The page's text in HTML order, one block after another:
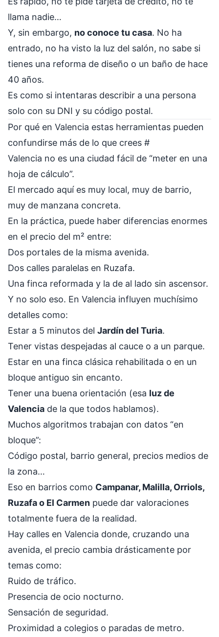
llama nadie…
Y, sin embargo, no conoce tu casa. No ha
entrado, no ha visto la luz del salón, no sabe si
tienes una reforma de diseño o un baño de hace
40 años.
Es como si intentaras describir a una persona
solo con su DNI y su código postal.
Por qué en Valencia estas herramientas pueden
confundirse más de lo que crees #
Valencia no es una ciudad fácil de “meter en una
hoja de cálculo”.
El mercado aquí es muy local, muy de barrio,
muy de manzana concreta.
En la práctica, puede haber diferencias enormes
en el precio del m² entre:
Dos portales de la misma avenida.
Dos calles paralelas en Ruzafa.
Una finca reformada y la de al lado sin ascensor.
Y no solo eso. En Valencia influyen muchísimo
detalles como:
Estar a 5 minutos del Jardín del Turia.
Tener vistas despejadas al cauce o a un parque.
Estar en una finca clásica rehabilitada o en un
bloque antiguo sin encanto.
Tener una buena orientación (esa luz de
Valencia de la que todos hablamos).
Muchos algoritmos trabajan con datos “en
bloque”:
Código postal, barrio general, precios medios de
la zona…
Eso en barrios como Campanar, Malilla, Orriols,
Ruzafa o El Carmen puede dar valoraciones
totalmente fuera de la realidad.
Hay calles en Valencia donde, cruzando una
avenida, el precio cambia drásticamente por
temas como:
Ruido de tráfico.
Presencia de ocio nocturno.
Sensación de seguridad.
Proximidad a colegios o paradas de metro.